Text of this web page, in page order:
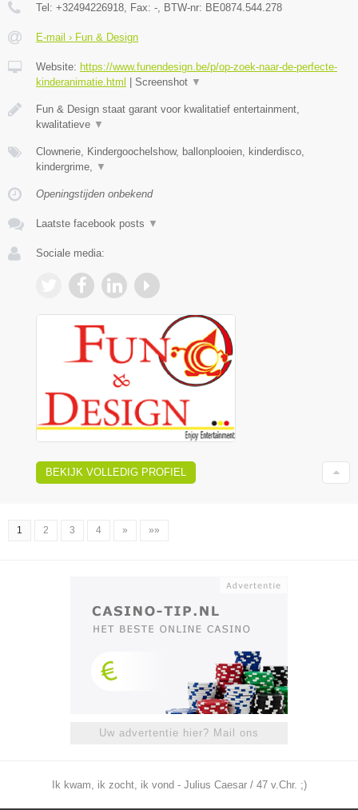
Tel: +32494226918 , Fax: - , BTW-nr: BE0874.544.278
E-mail › Fun & Design
Website: https://www.funendesign.be/p/op-zoek-naar-de-perfecte-
kinderanimatie.html | Screenshot ▼
Fun & Design staat garant voor kwalitatief entertainment,
kwalitatieve ▼
Clownerie, Kindergoochelshow, ballonplooien, kinderdisco,
kindergrime,
▼
Openingstijden onbekend
Laatste facebook posts ▼
Sociale media:
BEKIJK VOLLEDIG PROFIEL
1 2 3 4 » »»
Uw advertentie hier? Mail ons
Ik kwam, ik zocht, ik vond - Julius Caesar / 47 v.Chr. ;)